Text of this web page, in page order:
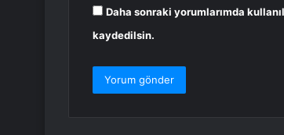
Daha sonraki yorumlarımda
kaydedilsin.